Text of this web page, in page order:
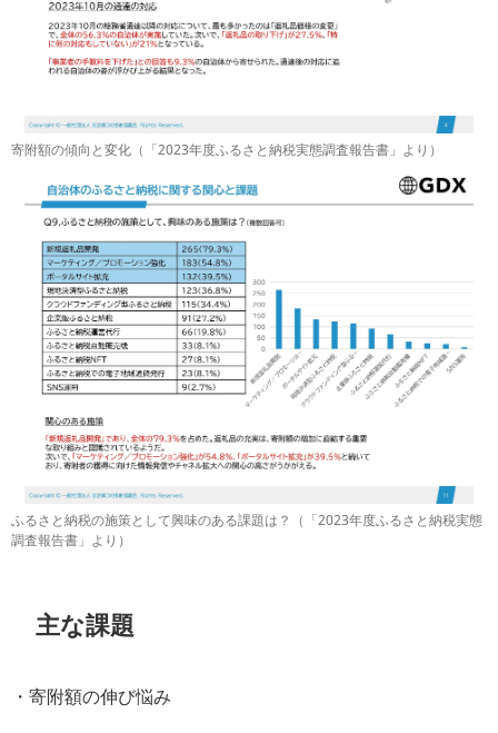
寄附額の傾向と変化（「2023年度ふるさと納税実態調査報告書」より）
ふるさと納税の施策として興味のある課題は？（「2023年度ふるさと納税実態
調査報告書」より）
主な課題
・寄附額の伸び悩み